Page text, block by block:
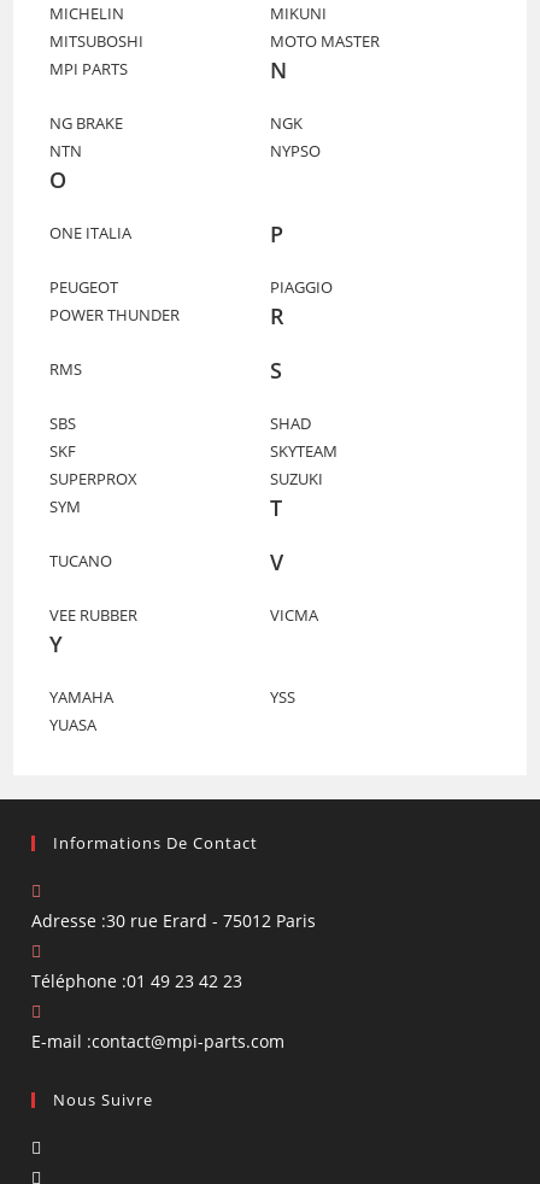
MICHELIN
MIKUNI
MITSUBOSHI
MOTO MASTER
MPI PARTS
N
NG BRAKE
NGK
NTN
NYPSO
O
ONE ITALIA P
PEUGEOT
PIAGGIO
POWER THUNDER
R
RMS S
SBS
SHAD
SKF
SKYTEAM
SUPERPROX
SUZUKI
SYM
T
TUCANO V
VEE RUBBER VICMA
Y
YAMAHA
YSS
YUASA
Informations De Contact
Adresse :30 rue Erard - 75012 Paris
Téléphone :01 49 23 42 23
E-mail :contact@mpi-parts.com
Nous Suivre